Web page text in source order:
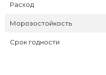
Расход
Морозостойкость
Срок годности